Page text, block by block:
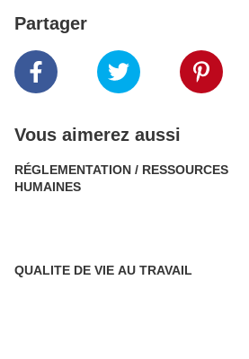
Partager
Vous aimerez aussi
RÉGLEMENTATION / RESSOURCES
HUMAINES
QUALITE DE VIE AU TRAVAIL